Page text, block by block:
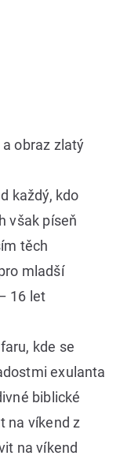
obraz zlatý
každý, kdo
však píseň
těch
mladší
16 let
kde se
exulanta
biblické
na víkend z
na víkend